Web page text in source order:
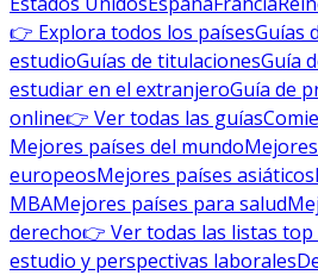
👉 Explora todos los paísesGuías
estudioGuías de titulacionesGuía
estudiar en el extranjeroGuía de
online👉 Ver todas las guías
Mejores países del mundo
europeosMejores países asiáticos
MBAMejores países para salud
derecho👉 Ver todas las listas top
estudio y perspectivas laborales